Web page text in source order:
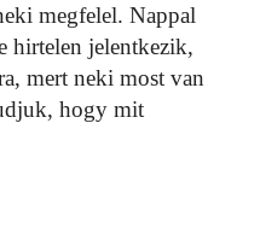
megfelel. Nappal
hirtelen jelentkezik,
mert neki most van
hogy mit